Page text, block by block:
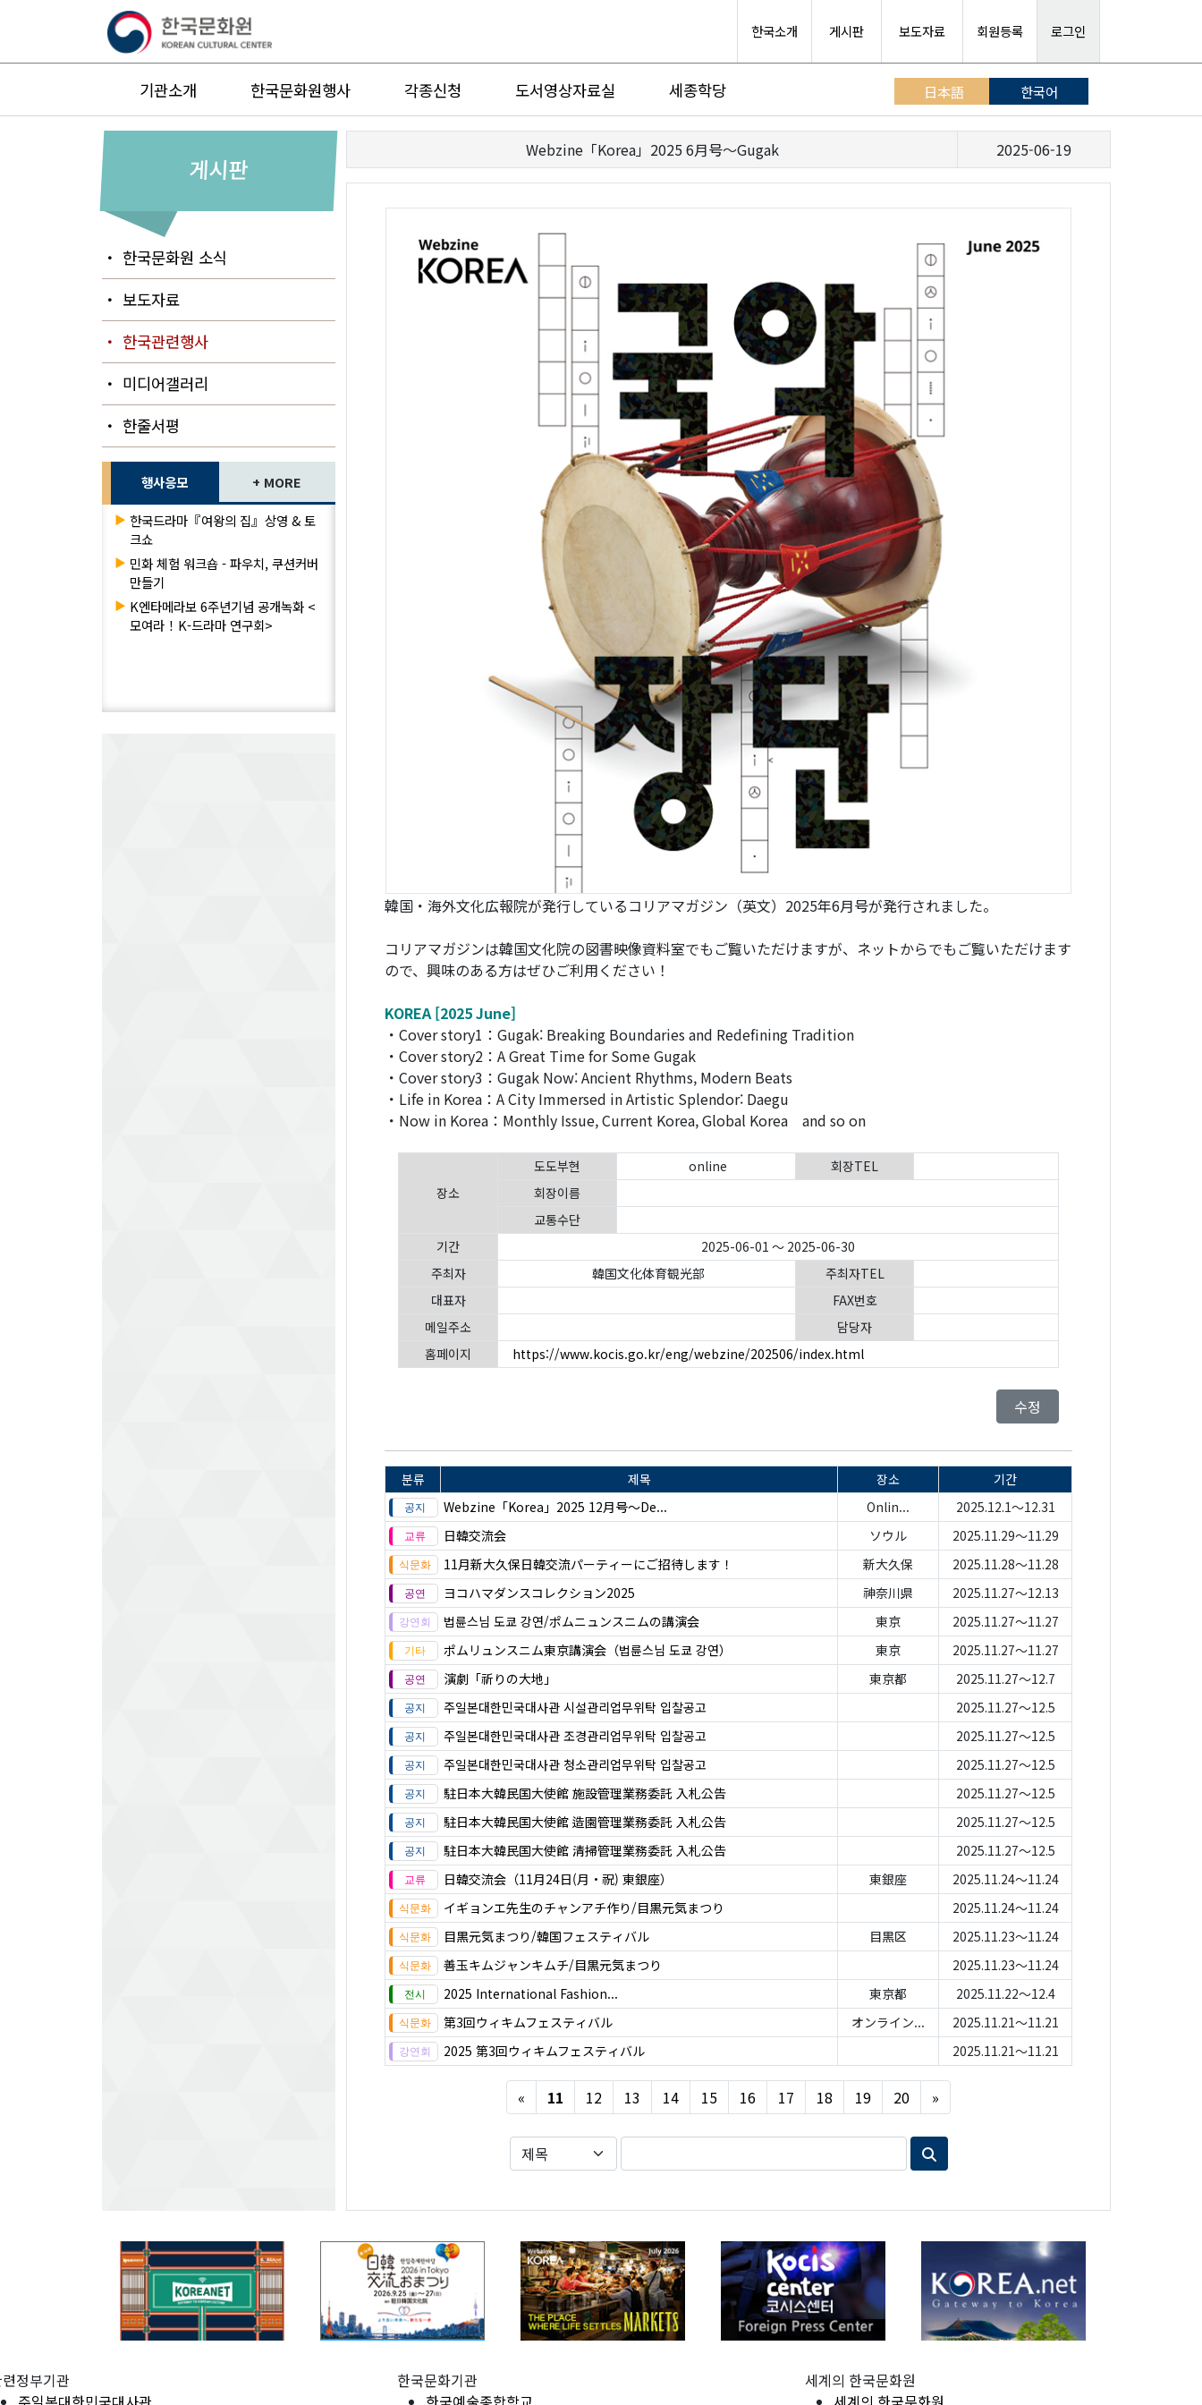
한국소개 게시판 보도자료 회원등록 로그인
기관소개 한국문화원행사 각종신청 도서영상자료실 세종학당 日本語 한국어
게시판
・ 한국문화원 소식
・ 보도자료
・ 한국관련행사
・ 미디어갤러리
・ 한줄서평
행사응모 + MORE
▶ 한국드라마『여왕의 집』상영 & 토
크쇼
▶ 민화 체험 워크숍 - 파우치, 쿠션커버
만들기
▶ K엔타메라보 6주년기념 공개녹화 <
모여라！K-드라마 연구회>
Webzine「Korea」2025 6月号～Gugak 2025-06-19
韓国・海外文化広報院が発行しているコリアマガジン（英文）2025年6月号が発行されました。
コリアマガジンは韓国文化院の図書映像資料室でもご覧いただけますが、ネットからでもご覧いただけます
ので、興味のある方はぜひご利用ください！
KOREA [2025 June]
・Cover story1：Gugak: Breaking Boundaries and Redefining Tradition
・Cover story2：A Great Time for Some Gugak
・Cover story3：Gugak Now: Ancient Rhythms, Modern Beats
・Life in Korea：A City Immersed in Artistic Splendor: Daegu
・Now in Korea：Monthly Issue, Current Korea, Global Korea and so on
장소
도도부현 online
회장TEL
회장이름
교통수단
기간
2025-06-01 ～ 2025-06-30
주최자
韓国文化体育観光部
주최자TEL
대표자
FAX번호
메일주소
담당자
홈페이지
https://www.kocis.go.kr/eng/webzine/202506/index.html
수정
분류 제목 장소
기간
Webzine「Korea」2025 12月号～De...
Onlin...
2025.12.1～12.31
日韓交流会
ソウル
2025.11.29～11.29
11月新大久保日韓交流パーティーにご招待します！
新大久保
2025.11.28～11.28
ヨコハマダンスコレクション2025
神奈川県
2025.11.27～12.13
법륜스님 도쿄 강연/ポムニュンスニムの講演会
東京
2025.11.27～11.27
ポムリュンスニム東京講演会（법륜스님 도쿄 강연）
東京
2025.11.27～11.27
演劇「祈りの大地」
東京都
2025.11.27～12.7
주일본대한민국대사관 시설관리업무위탁 입찰공고
2025.11.27～12.5
주일본대한민국대사관 조경관리업무위탁 입찰공고
2025.11.27～12.5
주일본대한민국대사관 청소관리업무위탁 입찰공고
2025.11.27～12.5
駐日本大韓民国大使館 施設管理業務委託 入札公告
2025.11.27～12.5
駐日本大韓民国大使館 造園管理業務委託 入札公告
2025.11.27～12.5
駐日本大韓民国大使館 清掃管理業務委託 入札公告
2025.11.27～12.5
日韓交流会（11月24日(月・祝) 東銀座）
東銀座
2025.11.24～11.24
イギョンエ先生のチャンアチ作り/目黒元気まつり
2025.11.24～11.24
目黒元気まつり/韓国フェスティバル
目黒区
2025.11.23～11.24
善玉キムジャンキムチ/目黒元気まつり
2025.11.23～11.24
2025 International Fashion...
東京都
2025.11.22～12.4
第3回ウィキムフェスティバル
オンライン...
2025.11.21～11.21
2025 第3回ウィキムフェスティバル
2025.11.21～11.21
« Previous
11 12 13 14 15 16 17 18 19 20 »
정부기관
한국문화기관
세계의 한국문화원